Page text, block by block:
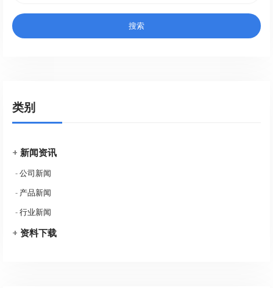
类别
+ 新闻资讯
-公司新闻
- 产品新闻
-行业新闻
+ 资料下载